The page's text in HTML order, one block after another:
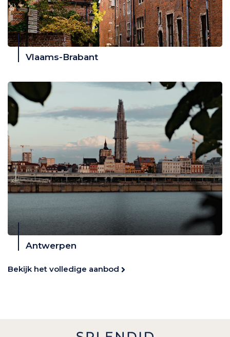
Vlaams-Brabant
Antwerpen
Bekijk het volledige aanbod